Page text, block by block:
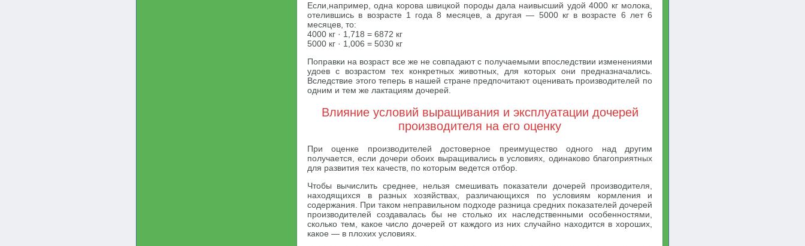
Если,например, одна корова швицкой породы дала наивысший удой 4000 кг молока,
отелившись в возрасте 1 года 8 месяцев, а другая — 5000 кг в возрасте 6 лет 6
месяцев, то:
4000 кг · 1,718 = 6872 кг
5000 кг · 1,006 = 5030 кг
Поправки на возраст все же не совпадают с получаемыми впоследствии изменениями
удоев с возрастом тех конкретных животных, для которых они предназначались.
Вследствие этого теперь в нашей стране предпочитают оценивать производителей по
одним и тем же лактациям дочерей.
Влияние условий выращивания и эксплуатации дочерей
производителя на его оценку
При оценке производителей достоверное преимущество одного над другим
получается, если дочери обоих выращивались в условиях, одинаково благоприятных
для развития тех качеств, по которым ведется отбор.
Чтобы вычислить среднее, нельзя смешивать показатели дочерей производителя,
находящихся в разных хозяйствах, различающихся по условиям кормления и
содержания. При таком неправильном подходе разница средних показателей дочерей
производителей создавалась бы не столько их наследственными особенностями,
сколько тем, какое число дочерей от каждого из них случайно находится в хороших,
какое — в плохих условиях.